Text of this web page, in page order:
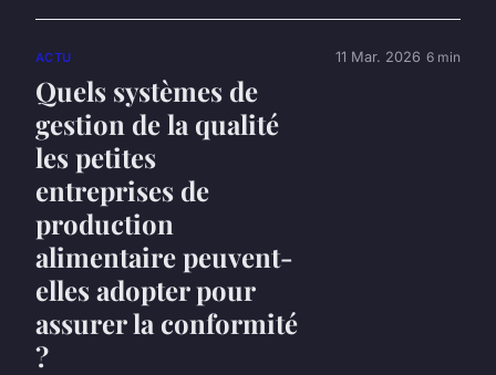
ACTU
Quels systèmes de
gestion de la qualité
les petites
entreprises de
production
alimentaire peuvent-
elles adopter pour
assurer la conformité
?
11 Mar. 2026 6 min